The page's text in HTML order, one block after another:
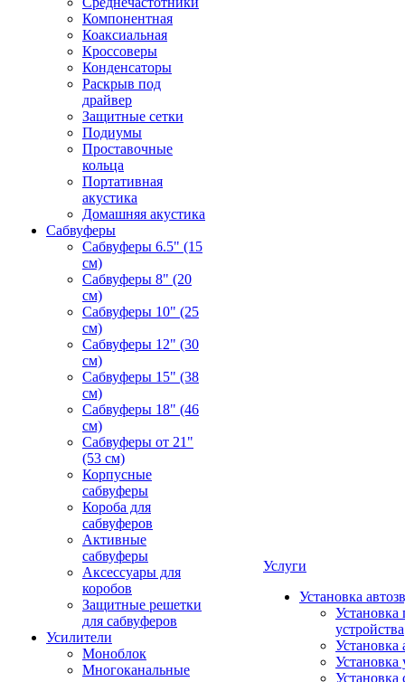
Компонентная
Коаксиальная
Кроссоверы
Конденсаторы
Раскрыв под
драйвер
Защитные сетки
Подиумы
Проставочные
кольца
Портативная
акустика
Домашняя акустика
Сабвуферы
Сабвуферы 6.5" (15
см)
Сабвуферы 8" (20
см)
Сабвуферы 10" (25
см)
Сабвуферы 12" (30
см)
Сабвуферы 15" (38
см)
Сабвуферы 18" (46
см)
Сабвуферы от 21"
(53 см)
Корпусные
сабвуферы
Короба для
сабвуферов
Активные
сабвуферы
Аксессуары для
коробов
Защитные решетки
для сабвуферов
Усилители
Моноблок
Многоканальные
Услуги
Установка
Установка
устройства
Установка
Установка
Установка